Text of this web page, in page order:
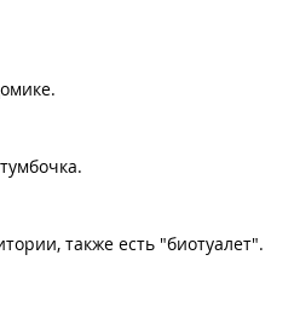
также есть "биотуалет".